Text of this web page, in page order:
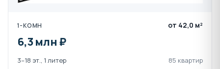
мм, межквартирные перегородки газосиликатный
оштукатуренные стены
1-КОМН от 42,0 м²
6,3 млн ₽
3–18 эт., 1 литер 85 квартир